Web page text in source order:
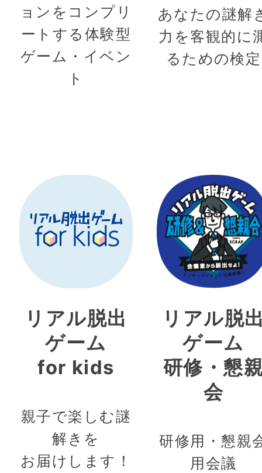
ョンをコンプリ
ートする体験型
ゲーム・イベン
ト
あなたの謎解
力を客観的に
るための検定
リアル脱出
ゲーム
for kids
親子で楽しむ謎
解きを
お届けします！
リアル脱
ゲーム
研修・懇
会
研修用・懇親
用会議